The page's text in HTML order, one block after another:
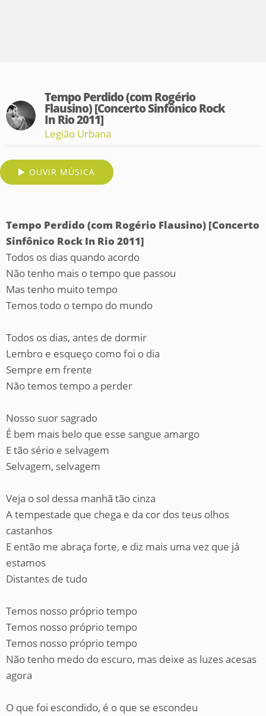
Tempo Perdido (com Rogério
Flausino) [Concerto Sinfônico Rock
In Rio 2011]
Legião Urbana
OUVIR MÚSICA
Tempo Perdido (com Rogério Flausino) [Concerto
Sinfônico Rock In Rio 2011]
Todos os dias quando acordo
Não tenho mais o tempo que passou
Mas tenho muito tempo
Temos todo o tempo do mundo
Todos os dias, antes de dormir
Lembro e esqueço como foi o dia
Sempre em frente
Não temos tempo a perder
Nosso suor sagrado
É bem mais belo que esse sangue amargo
E tão sério e selvagem
Selvagem, selvagem
Veja o sol dessa manhã tão cinza
A tempestade que chega e da cor dos teus olhos
castanhos
E então me abraça forte, e diz mais uma vez que já
estamos
Distantes de tudo
Temos nosso próprio tempo
Temos nosso próprio tempo
Temos nosso próprio tempo
Não tenho medo do escuro, mas deixe as luzes acesas
agora
O que foi escondido, é o que se escondeu